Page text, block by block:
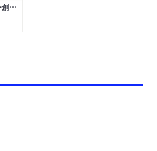
７日でできるキャラクター創作入門